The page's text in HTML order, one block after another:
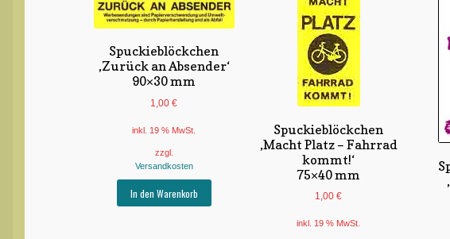
Spuckieblöckchen
‚Zurück an Absender‘
90×30 mm
1,00€
inkl. 19 % MwSt.
zzgl.
Versandkosten
In den Warenkorb
Spuckieblöckchen
‚Macht Platz – Fahrrad
kommt!‘
75×40 mm
1,00€
inkl. 19 % MwSt.